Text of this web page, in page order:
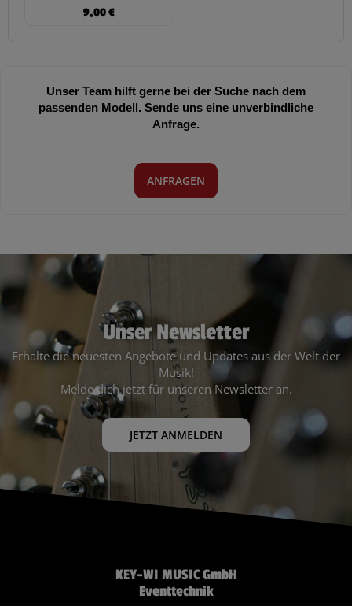
9,00€
Unser Team hilft gerne bei der Suche nach dem
passenden Modell. Sende uns eine unverbindliche
Anfrage.
ANFRAGEN
Unser Newsletter
Erhalte die neuesten Angebote und Updates aus der Welt der
Musik!
Melde dich jetzt für unseren Newsletter an.
JETZT ANMELDEN
KEY-WI MUSIC GmbH
Eventtechnik